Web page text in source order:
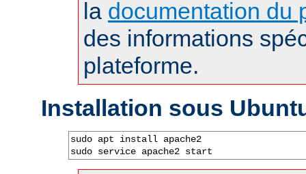
la documentation du
des informations
plateforme.
Installation sous
sudo apt install apache2
sudo service apache2 start